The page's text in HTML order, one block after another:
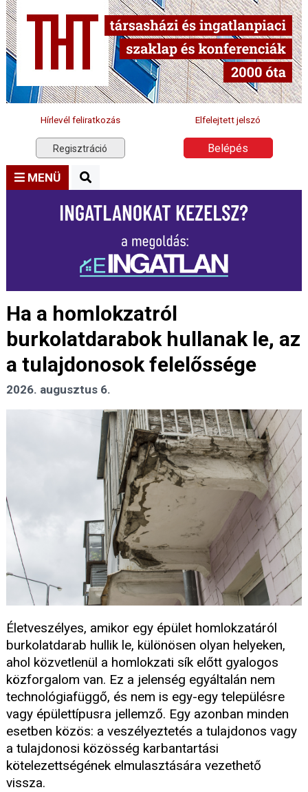
Hírlevél feliratkozás Elfelejtett jelszó
Regisztráció Belépés
MENÜ
Ha a homlokzatról
burkolatdarabok hullanak le, az
a tulajdonosok felelőssége
2026. augusztus 6.
Életveszélyes, amikor egy épület homlokzatáról
burkolatdarab hullik le, különösen olyan helyeken,
ahol közvetlenül a homlokzati sík előtt gyalogos
közforgalom van. Ez a jelenség egyáltalán nem
technológiafüggő, és nem is egy-egy településre
vagy épülettípusra jellemző. Egy azonban minden
esetben közös: a veszélyeztetés a tulajdonos vagy
a tulajdonosi közösség karbantartási
kötelezettségének elmulasztására vezethető
vissza.